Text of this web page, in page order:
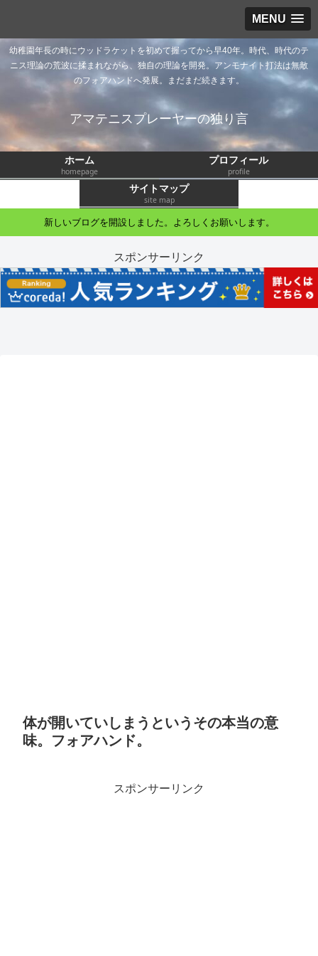
MENU
幼稚園年長の時にウッドラケットを初めて握ってから早40年。時代、時代のテ
ニス理論の荒波に揉まれながら、独自の理論を開発。アンモナイト打法は無敵
のフォアハンドへ発展。まだまだ続きます。
アマテニスプレーヤーの独り言
ホーム
homepage
プロフィール
profile
サイトマップ
site map
新しいブログを開設しました。よろしくお願いします。
スポンサーリンク
体が開いていしまうというその本当の意
味。フォアハンド。
スポンサーリンク